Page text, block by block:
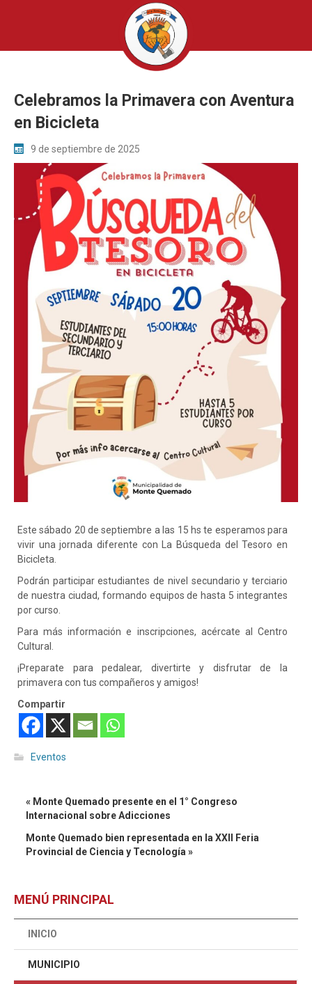
Celebramos la Primavera con Aventura
en Bicicleta
9 de septiembre de 2025
Estesábado 20 de septiembre a las 15 hs te esperamos para
vivir una jornada diferente con La Búsqueda del Tesoro en
Bicicleta.
Podrán participar estudiantes de nivel secundario y terciario
de nuestra ciudad, formando equipos de hasta 5 integrantes
por curso.
Para más información e inscripciones, acércate al Centro
Cultural.
¡Preparate para pedalear, divertirte y disfrutar de la
primavera con tus compañeros y amigos!
Compartir
Eventos
« Monte Quemado presente en el 1° Congreso
Internacional sobre Adicciones
Monte Quemado bien representada en la XXII Feria
Provincial de Ciencia y Tecnología »
MENÚ PRINCIPAL
INICIO
MUNICIPIO